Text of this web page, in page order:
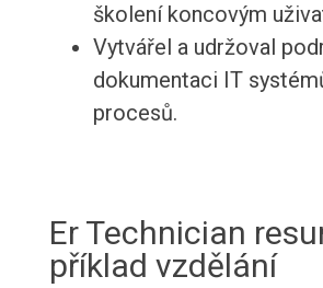
školení koncovým
Vytvářel a udržoval
dokumentaci IT
procesů.
Er Technician
příklad vzdělání